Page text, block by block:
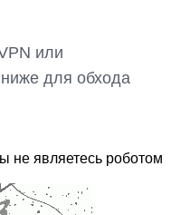
или
для обхода
не являетесь роботом